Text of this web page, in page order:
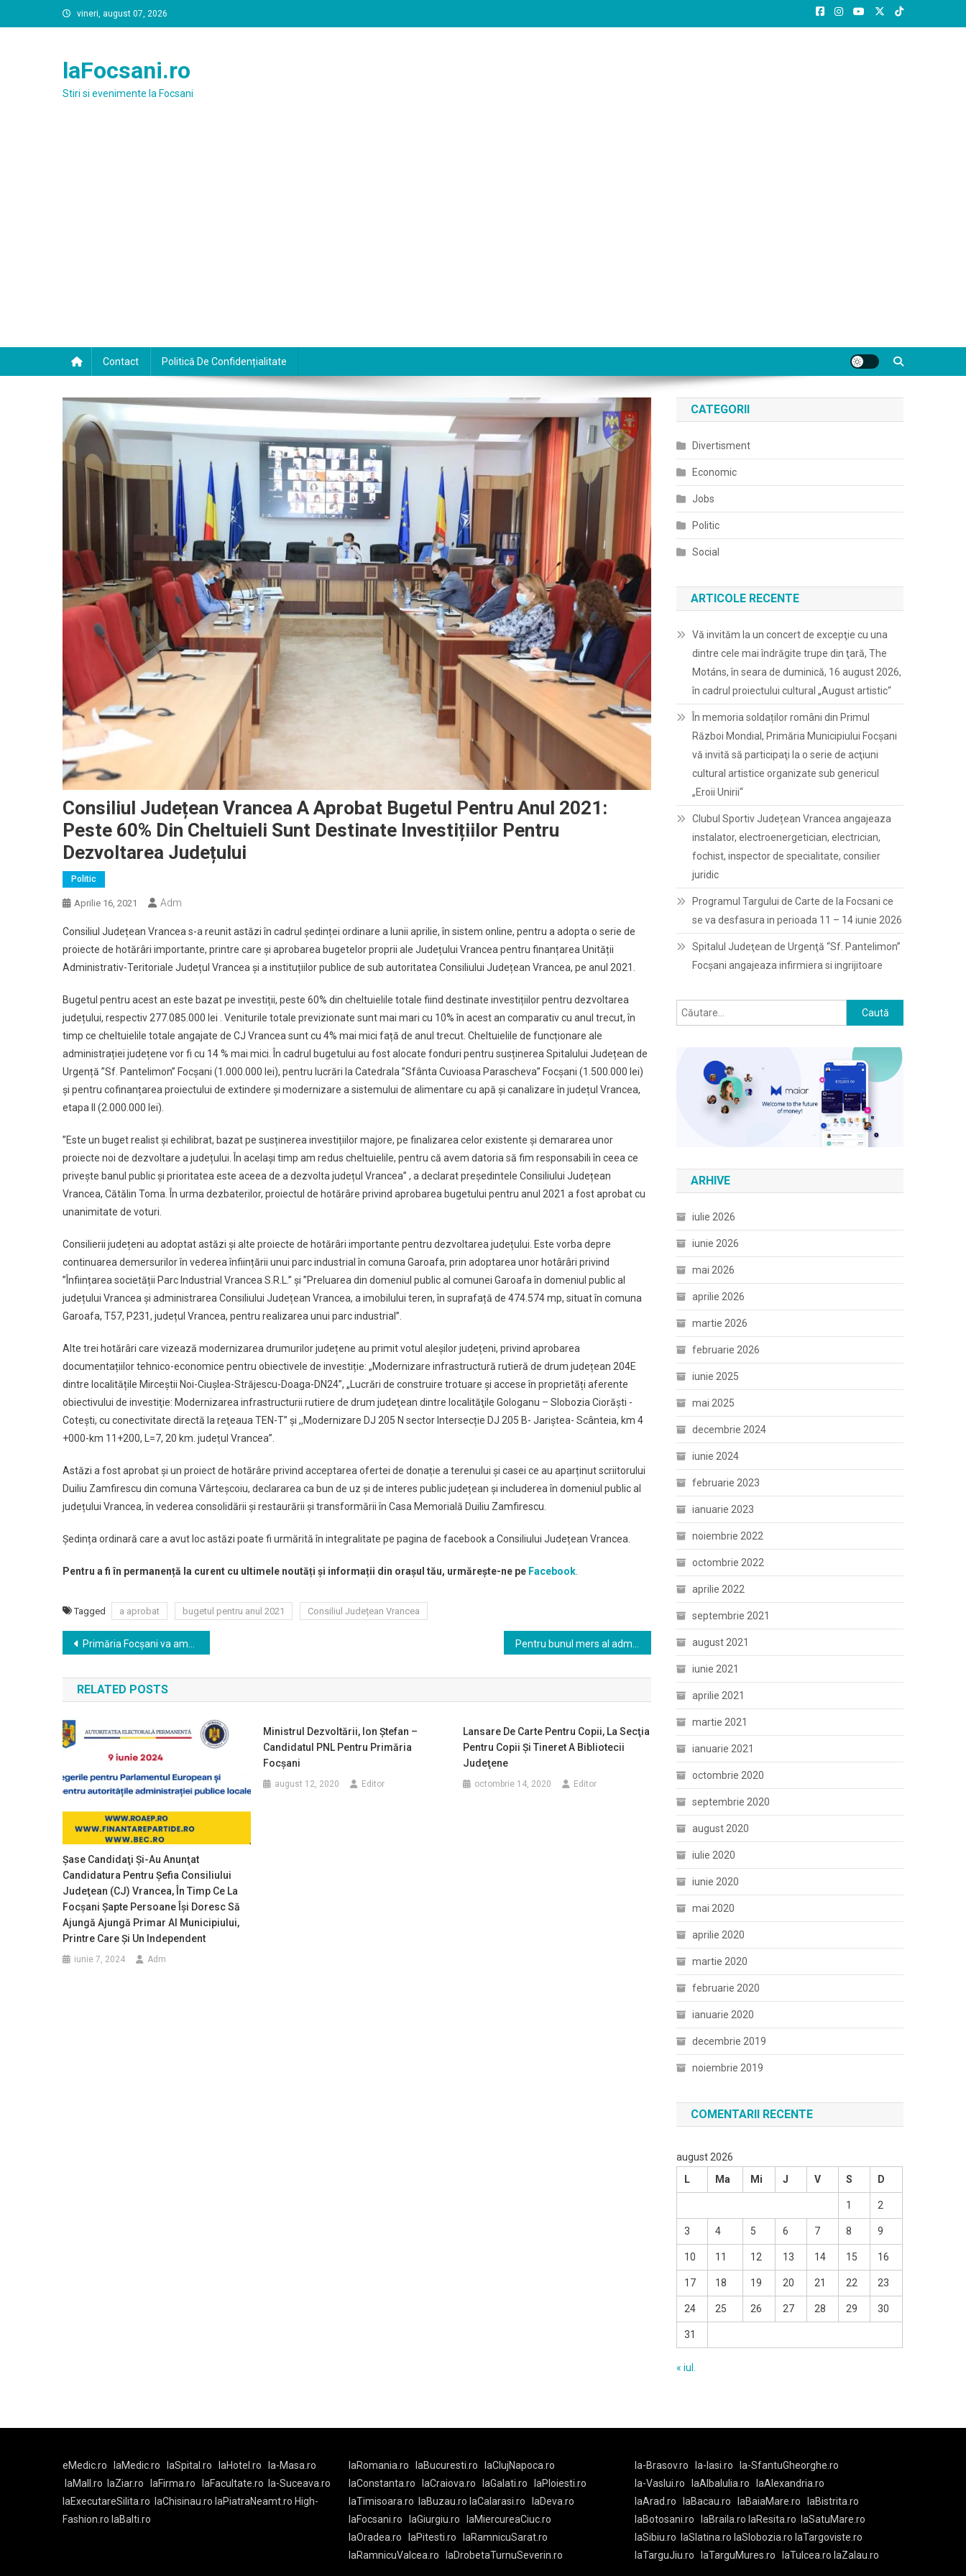
to
vineri, august 07, 2026
laFocsani.ro
Stiri si evenimente la Focsani
Contact Politică De Confidențialitate
Consiliul Județean Vrancea A Aprobat Bugetul Pentru Anul 2021:
Peste 60% Din Cheltuieli Sunt Destinate Investițiilor Pentru
Dezvoltarea Județului
Politic
Aprilie 16, 2021 Adm
Consiliul Județean Vrancea s-a reunit astăzi în cadrul ședinței ordinare a lunii aprilie, în sistem online, pentru a adopta o serie de
proiecte de hotărâri importante, printre care și aprobarea bugetelor proprii ale Județului Vrancea pentru finanțarea Unității
Administrativ-Teritoriale Județul Vrancea și a instituțiilor publice de sub autoritatea Consiliului Județean Vrancea, pe anul 2021.
Bugetul pentru acest an este bazat pe investiții, peste 60% din cheltuielile totale fiind destinate investițiilor pentru dezvoltarea
județului, respectiv 277.085.000 lei . Veniturile totale previzionate sunt mai mari cu 10% în acest an comparativ cu anul trecut, în
timp ce cheltuielile totale angajate de CJ Vrancea sunt cu 4% mai mici față de anul trecut. Cheltuielile de funcționare ale
administrației județene vor fi cu 14 % mai mici. În cadrul bugetului au fost alocate fonduri pentru susținerea Spitalului Județean de
Urgență ”Sf. Pantelimon” Focșani (1.000.000 lei), pentru lucrări la Catedrala ”Sfânta Cuvioasa Parascheva” Focșani (1.500.000 lei)
și pentru cofinanțarea proiectului de extindere și modernizare a sistemului de alimentare cu apă și canalizare în județul Vrancea,
etapa II (2.000.000 lei).
”Este un buget realist și echilibrat, bazat pe susținerea investițiilor majore, pe finalizarea celor existente și demararea unor
proiecte noi de dezvoltare a județului. În același timp am redus cheltuielile, pentru că avem datoria să fim responsabili în ceea ce
privește banul public și prioritatea este aceea de a dezvolta județul Vrancea” , a declarat președintele Consiliului Județean
Vrancea, Cătălin Toma. În urma dezbaterilor, proiectul de hotărâre privind aprobarea bugetului pentru anul 2021 a fost aprobat cu
unanimitate de voturi.
Consilierii județeni au adoptat astăzi și alte proiecte de hotărâri importante pentru dezvoltarea județului. Este vorba depre
continuarea demersurilor în vederea înființării unui parc industrial în comuna Garoafa, prin adoptarea unor hotârâri privind
”Înființarea societății Parc Industrial Vrancea S.R.L.” și ”Preluarea din domeniul public al comunei Garoafa în domeniul public al
județului Vrancea și administrarea Consiliului Județean Vrancea, a imobilului teren, în suprafață de 474.574 mp, situat în comuna
Garoafa, T57, P231, județul Vrancea, pentru realizarea unui parc industrial”.
Alte trei hotărâri care vizează modernizarea drumurilor județene au primit votul aleșilor județeni, privind aprobarea
documentațiilor tehnico-economice pentru obiectivele de investiție: „Modernizare infrastructură rutieră de drum județean 204E
dintre localitățile Mirceștii Noi-Ciușlea-Străjescu-Doaga-DN24”, „Lucrări de construire trotuare şi accese în proprietăți aferente
obiectivului de investiţie: Modernizarea infrastructurii rutiere de drum judeţean dintre localităţile Gologanu – Slobozia Ciorăşti -
Coteşti, cu conectivitate directă la reţeaua TEN-T” și ,,Modernizare DJ 205 N sector Intersecție DJ 205 B- Jariștea- Scânteia, km 4
+000-km 11+200, L=7, 20 km. județul Vrancea”.
Astăzi a fost aprobat și un proiect de hotărâre privind acceptarea ofertei de donație a terenului și casei ce au aparținut scriitorului
Duiliu Zamfirescu din comuna Vârteșcoiu, declararea ca bun de uz și de interes public județean și includerea în domeniul public al
județului Vrancea, în vederea consolidării și restaurării și transformării în Casa Memorială Duiliu Zamfirescu.
Ședința ordinară care a avut loc astăzi poate fi urmărită în integralitate pe pagina de facebook a Consiliului Județean Vrancea.
Pentru a fi în permanență la curent cu ultimele noutăți și informații din orașul tău, urmărește-ne pe Facebook
Tagged a aprobat bugetul pentru anul 2021 Consiliul Județean Vrancea
Navigare
în
articole
Primăria Focșani va amenaja un nou centru de vaccinare în Sala de Sport a Colegiului Naţional Pedagogic “Spiru Haret”
RELATED POSTS
Şase Candidaţi Şi-Au Anunţat
Candidatura Pentru Şefia Consiliului
Judeţean (CJ) Vrancea, În Timp Ce La
Focşani Şapte Persoane Îşi Doresc Să
Ajungă Ajungă Primar Al Municipiului,
Printre Care Şi Un Independent
iunie 7, 2024 Adm
Ministrul Dezvoltării, Ion Ştefan –
Candidatul PNL Pentru Primăria
Focşani
august 12, 2020 Editor
Lansare De Carte Pentru Copii, La Secţia
Pentru Copii Şi Tineret A Bibliotecii
Judeţene
octombrie 14, 2020 Editor
CATEGORII
Divertisment
Economic
Jobs
Politic
Social
ARTICOLE RECENTE
Vă invităm la un concert de excepţie cu una
dintre cele mai îndrăgite trupe din ţară, The
Motáns, în seara de duminică, 16 august 2026,
în cadrul proiectului cultural „August artistic“
În memoria soldaților români din Primul
Război Mondial, Primăria Municipiului Focșani
vă invită să participaţi la o serie de acţiuni
cultural artistice organizate sub genericul
„Eroii Unirii“
Clubul Sportiv Județean Vrancea angajeaza
instalator, electroenergetician, electrician,
fochist, inspector de specialitate, consilier
juridic
Programul Targului de Carte de la Focsani ce
se va desfasura in perioada 11 – 14 iunie 2026
Spitalul Judeţean de Urgenţă “Sf. Pantelimon”
Focşani angajeaza infirmiera si ingrijitoare
Caută
după:
ARHIVE
iulie 2026
iunie 2026
mai 2026
aprilie 2026
martie 2026
februarie 2026
iunie 2025
mai 2025
decembrie 2024
iunie 2024
februarie 2023
ianuarie 2023
noiembrie 2022
octombrie 2022
aprilie 2022
septembrie 2021
august 2021
iunie 2021
aprilie 2021
martie 2021
ianuarie 2021
octombrie 2020
septembrie 2020
august 2020
iulie 2020
iunie 2020
mai 2020
aprilie 2020
martie 2020
februarie 2020
ianuarie 2020
decembrie 2019
noiembrie 2019
COMENTARII RECENTE
august 2026
L
Ma Mi J V S D
1 2
3 4 5 6 7 8 9
10 11 12 13 14 15 16
17 18 19 20 21 22 23
24 25 26 27 28 29 30
31
« iul.
eMedic.ro laMedic.ro laSpital.ro laHotel.ro
la-Masa.ro
laMall.ro
laZiar.ro laFirma.ro laFacultate.ro
la-Suceava.ro
laExecutareSilita.ro
laChisinau.ro laPiatraNeamt.ro High-
Fashion.ro laBalti.ro
laRomania.ro laBucuresti.ro
laClujNapoca.ro
laConstanta.ro
laCraiova.ro laGalati.ro
laPloiesti.ro
laTimisoara.ro
laBuzau.ro laCalarasi.ro
laDeva.ro
laFocsani.ro
laGiurgiu.ro
laMiercureaCiuc.ro
laOradea.ro
laPitesti.ro
laRamnicuSarat.ro
laRamnicuValcea.ro
laDrobetaTurnuSeverin.ro
la-Brasov.ro la-Iasi.ro
la-SfantuGheorghe.ro
la-Vaslui.ro
laAlbaIulia.ro
laAlexandria.ro
laArad.ro
laBacau.ro laBaiaMare.ro
laBistrita.ro
laBotosani.ro
laBraila.ro laResita.ro
laSatuMare.ro
laSibiu.ro
laSlatina.ro laSlobozia.ro laTargoviste.ro
laTarguJiu.ro
laTarguMures.ro laTulcea.ro laZalau.ro